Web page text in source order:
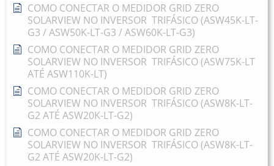
COMO CONECTAR O MEDIDOR GRID ZERO
SOLARVIEW NO INVERSOR TRIFÁSICO (ASW45K-LT-
G3 / ASW50K-LT-G3 / ASW60K-LT-G3)
COMO CONECTAR O MEDIDOR GRID ZERO
SOLARVIEW NO INVERSOR TRIFÁSICO (ASW75K-LT
ATÉ ASW110K-LT)
COMO CONECTAR O MEDIDOR GRID ZERO
SOLARVIEW NO INVERSOR TRIFÁSICO (ASW8K-LT-
G2 ATÉ ASW20K-LT-G2)
COMO CONECTAR O MEDIDOR GRID ZERO
SOLARVIEW NO INVERSOR TRIFÁSICO (ASW8K-LT-
G2 ATÉ ASW20K-LT-G2)